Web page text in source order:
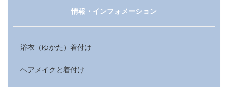
情報・インフォメーション
浴衣（ゆかた）着付け
ヘアメイクと着付け